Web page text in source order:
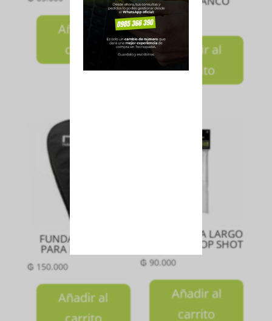
Añadir al
carrito
₲120.000
Añadir al
carrito
FUNDA TERMICA
PARA PALA NOX
₲150.000
Añadir al
MUÑEQUERA LARGO
BLANCO DROP SHOT
₲ 90.000
Añadir al
carrito